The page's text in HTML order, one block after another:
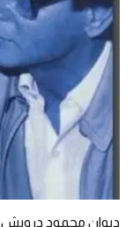
ديوان محمود درويش